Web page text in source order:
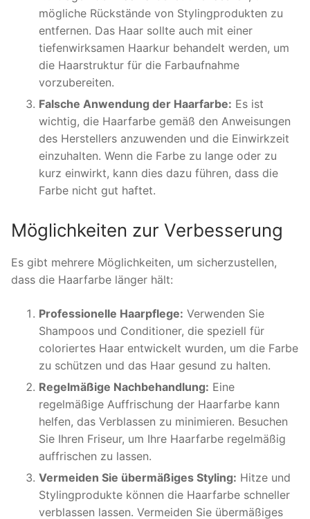
mögliche Rückstände von Stylingprodukten zu
entfernen. Das Haar sollte auch mit einer
tiefenwirksamen Haarkur behandelt werden, um
die Haarstruktur für die Farbaufnahme
vorzubereiten.
Falsche Anwendung der Haarfarbe: Es ist
wichtig, die Haarfarbe gemäß den Anweisungen
des Herstellers anzuwenden und die Einwirkzeit
einzuhalten. Wenn die Farbe zu lange oder zu
kurz einwirkt, kann dies dazu führen, dass die
Farbe nicht gut haftet.
Möglichkeiten zur Verbesserung
Es gibt mehrere Möglichkeiten, um sicherzustellen,
dass die Haarfarbe länger hält:
Professionelle Haarpflege: Verwenden Sie
Shampoos und Conditioner, die speziell für
coloriertes Haar entwickelt wurden, um die Farbe
zu schützen und das Haar gesund zu halten.
Regelmäßige Nachbehandlung: Eine
regelmäßige Auffrischung der Haarfarbe kann
helfen, das Verblassen zu minimieren. Besuchen
Sie Ihren Friseur, um Ihre Haarfarbe regelmäßig
auffrischen zu lassen.
Vermeiden Sie übermäßiges Styling: Hitze und
Stylingprodukte können die Haarfarbe schneller
verblassen lassen. Vermeiden Sie übermäßiges